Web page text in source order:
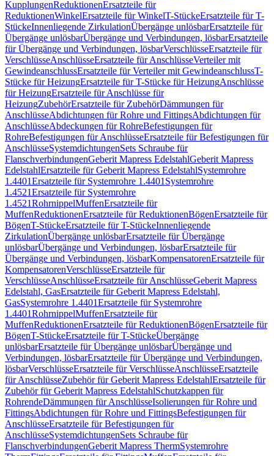
KupplungenReduktionenErsatzteile für
ReduktionenWinkelErsatzteile für WinkelT-StückeErsatzteile für T-
StückeInnenliegende ZirkulationÜbergänge unlösbarErsatzteile für
Übergänge unlösbarÜbergänge und Verbindungen, lösbarErsatzteile
für Übergänge und Verbindungen, lösbarVerschlüsseErsatzteile für
VerschlüsseAnschlüsseErsatzteile für AnschlüsseVerteiler mit
GewindeanschlussErsatzteile für Verteiler mit GewindeanschlussT-
Stücke für HeizungErsatzteile für T-Stücke für HeizungAnschlüsse
für HeizungErsatzteile für Anschlüsse für
HeizungZubehörErsatzteile für ZubehörDämmungen für
AnschlüsseAbdichtungen für Rohre und FittingsAbdichtungen für
AnschlüsseAbdeckungen für RohreBefestigungen für
RohreBefestigungen für AnschlüsseErsatzteile für Befestigungen für
AnschlüsseSystemdichtungenSets Schraube für
FlanschverbindungenGeberit Mapress EdelstahlGeberit Mapress
EdelstahlErsatzteile für Geberit Mapress EdelstahlSystemrohre
1.4401Ersatzteile für Systemrohre 1.4401 Systemrohre
1.4521Ersatzteile für Systemrohre
1.4521RohrnippelMuffenErsatzteile für
MuffenReduktionenErsatzteile für ReduktionenBögenErsatzteile für
BögenT-StückeErsatzteile für T-StückeInnenliegende
ZirkulationÜbergänge unlösbarErsatzteile für Übergänge
unlösbarÜbergänge und Verbindungen, lösbarErsatzteile für
Übergänge und Verbindungen, lösbarKompensatorenErsatzteile für
KompensatorenVerschlüsseErsatzteile für
VerschlüsseAnschlüsseErsatzteile für AnschlüsseGeberit Mapress
Edelstahl, GasErsatzteile für Geberit Mapress Edelstahl,
GasSystemrohre 1.4401Ersatzteile für Systemrohre
1.4401RohrnippelMuffenErsatzteile für
MuffenReduktionenErsatzteile für ReduktionenBögenErsatzteile für
BögenT-StückeErsatzteile für T-StückeÜbergänge
unlösbarErsatzteile für Übergänge unlösbarÜbergänge und
Verbindungen, lösbarErsatzteile für Übergänge und Verbindungen,
lösbarVerschlüsseErsatzteile für VerschlüsseAnschlüsseErsatzteile
für AnschlüsseZubehör für Geberit Mapress EdelstahlErsatzteile für
Zubehör für Geberit Mapress EdelstahlSchutzkappen für
RohrendeDämmungen für AnschlüsseIsolierungen für Rohre und
FittingsAbdichtungen für Rohre und FittingsBefestigungen für
AnschlüsseErsatzteile für Befestigungen für
AnschlüsseSystemdichtungenSets Schraube für
FlanschverbindungenGeberit Mapress ThermSystemrohre